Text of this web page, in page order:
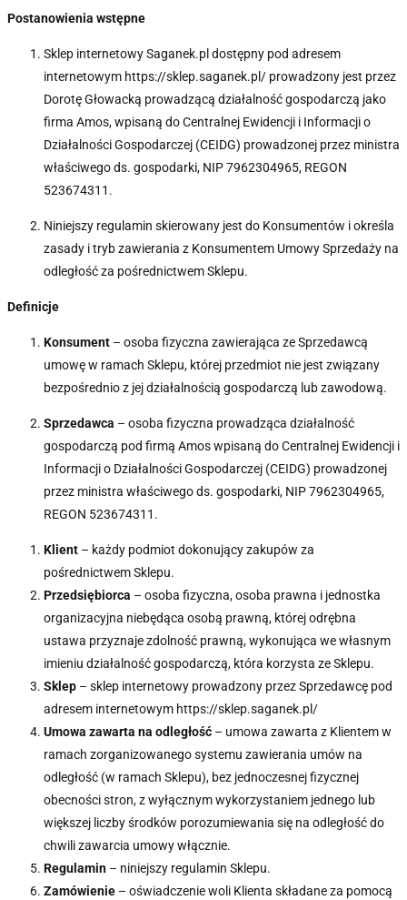
Postanowienia wstępne
Sklep internetowy Saganek.pl dostępny pod adresem
internetowym https://sklep.saganek.pl/ prowadzony jest przez
Dorotę Głowacką prowadzącą działalność gospodarczą jako
firma Amos, wpisaną do Centralnej Ewidencji i Informacji o
Działalności Gospodarczej (CEIDG) prowadzonej przez ministra
właściwego ds. gospodarki, NIP 7962304965, REGON
523674311.
Niniejszy regulamin skierowany jest do Konsumentów i określa
zasady i tryb zawierania z Konsumentem Umowy Sprzedaży na
odległość za pośrednictwem Sklepu.
Definicje
Konsument – osoba fizyczna zawierająca ze Sprzedawcą
umowę w ramach Sklepu, której przedmiot nie jest związany
bezpośrednio z jej działalnością gospodarczą lub zawodową.
Sprzedawca – osoba fizyczna prowadząca działalność
gospodarczą pod firmą Amos wpisaną do Centralnej Ewidencji i
Informacji o Działalności Gospodarczej (CEIDG) prowadzonej
przez ministra właściwego ds. gospodarki, NIP 7962304965,
REGON 523674311.
Klient – każdy podmiot dokonujący zakupów za
pośrednictwem Sklepu.
Przedsiębiorca – osoba fizyczna, osoba prawna i jednostka
organizacyjna niebędąca osobą prawną, której odrębna
ustawa przyznaje zdolność prawną, wykonująca we własnym
imieniu działalność gospodarczą, która korzysta ze Sklepu.
Sklep – sklep internetowy prowadzony przez Sprzedawcę pod
adresem internetowym https://sklep.saganek.pl/
Umowa zawarta na odległość – umowa zawarta z Klientem w
ramach zorganizowanego systemu zawierania umów na
odległość (w ramach Sklepu), bez jednoczesnej fizycznej
obecności stron, z wyłącznym wykorzystaniem jednego lub
większej liczby środków porozumiewania się na odległość do
chwili zawarcia umowy włącznie.
Regulamin – niniejszy regulamin Sklepu.
Zamówienie – oświadczenie woli Klienta składane za pomocą